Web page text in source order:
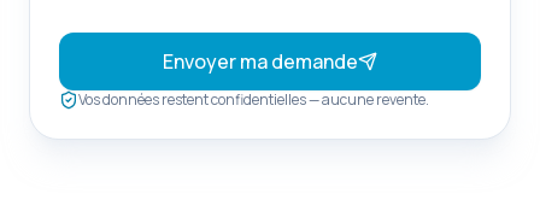
Vos données restent confidentielles — aucune revente.
Envoyer ma demande